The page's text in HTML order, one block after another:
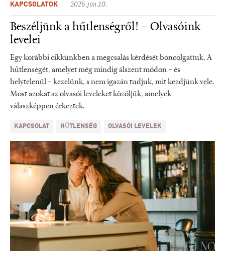
KAPCSOLATOK 2026.jún.10.
Beszéljünk a hűtlenségről! – Olvasóink
levelei
Egy korábbi cikkünkben a megcsalás kérdését boncolgattuk. A
hűtlenségét, amelyet még mindig álszent módon – és
helytelenül – kezelünk, s nem igazán tudjuk, mit kezdjünk vele.
Most azokat az olvasói leveleket közöljük, amelyek
válaszképpen érkeztek.
KAPCSOLAT HŰTLENSÉG OLVASÓI LEVELEK